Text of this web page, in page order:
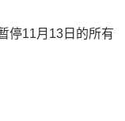
停11月13日的所有